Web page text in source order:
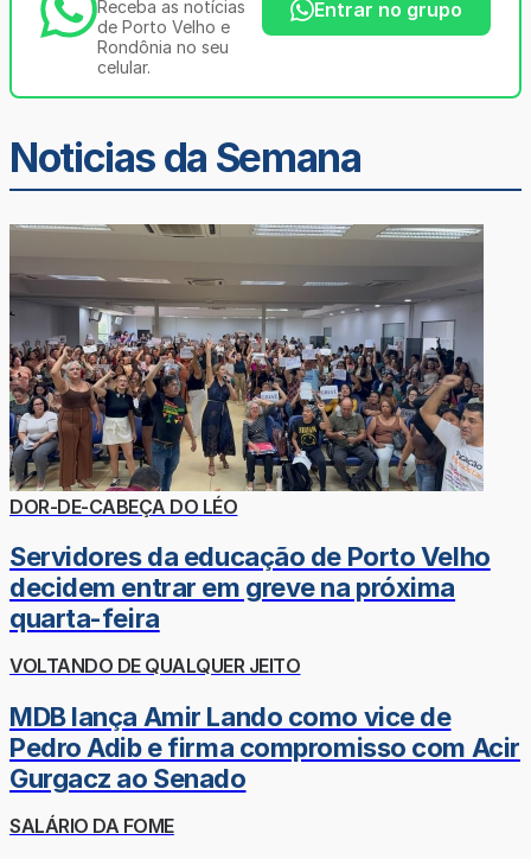
Receba as notícias
de Porto Velho e
Rondônia no seu
celular.
Entrar no grupo
Noticias da Semana
DOR-DE-CABEÇA DO LÉO
Servidores da educação de Porto Velho
decidem entrar em greve na próxima
quarta-feira
VOLTANDO DE QUALQUER JEITO
MDB lança Amir Lando como vice de
Pedro Adib e firma compromisso com Acir
Gurgacz ao Senado
SALÁRIO DA FOME